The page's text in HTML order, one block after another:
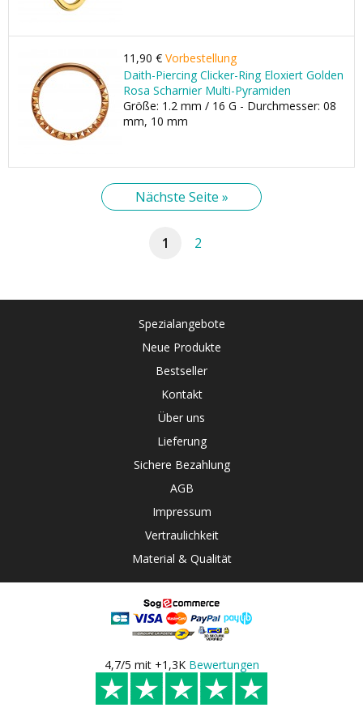
11,90 € Vorbestellung
Daith-Piercing Clicker-Ring Eloxiert Golden
Rosa Scharnier Multi-Pyramiden
Größe: 1.2 mm / 16 G - Durchmesser: 08
mm, 10 mm
Nächste Seite »
1 2
Spezialangebote
Neue Produkte
Bestseller
Kontakt
Über uns
Lieferung
Sichere Bezahlung
AGB
Impressum
Vertraulichkeit
Material & Qualität
4,7/5 mit +1,3K Bewertungen